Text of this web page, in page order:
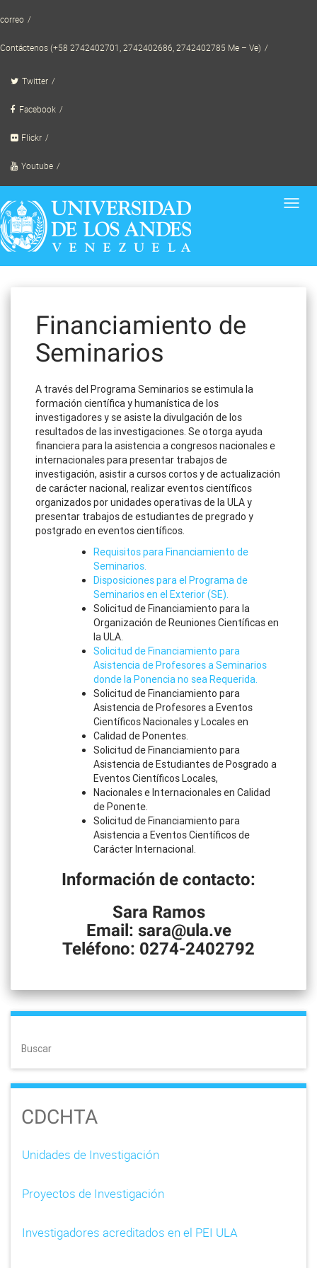
to
correo
Contáctenos (+58 2742402701, 2742402686, 2742402785 Me – Ve)
Twitter
Facebook
Flickr
Youtube
Financiamiento de
Seminarios
A través del Programa Seminarios se estimula la
formación científica y humanística de los
investigadores y se asiste la divulgación de los
resultados de las investigaciones. Se otorga ayuda
financiera para la asistencia a congresos nacionales e
internacionales para presentar trabajos de
investigación, asistir a cursos cortos y de actualización
de carácter nacional, realizar eventos científicos
organizados por unidades operativas de la ULA y
presentar trabajos de estudiantes de pregrado y
postgrado en eventos científicos.
Requisitos para Financiamiento de
Seminarios.
Disposiciones para el Programa de
Seminarios en el Exterior (SE).
Solicitud de Financiamiento para la
Organización de Reuniones Científicas en
la ULA.
Solicitud de Financiamiento para
Asistencia de Profesores a Seminarios
donde la Ponencia no sea Requerida.
Solicitud de Financiamiento para
Asistencia de Profesores a Eventos
Científicos Nacionales y Locales en
Calidad de Ponentes.
Solicitud de Financiamiento para
Asistencia de Estudiantes de Posgrado a
Eventos Científicos Locales,
Nacionales e Internacionales en Calidad
de Ponente.
Solicitud de Financiamiento para
Asistencia a Eventos Científicos de
Carácter Internacional.
Información de contacto:
Sara Ramos
Email: sara@ula.ve
Teléfono: 0274-2402792
Buscar
CDCHTA
Unidades de Investigación
Proyectos de Investigación
Investigadores acreditados en el PEI ULA